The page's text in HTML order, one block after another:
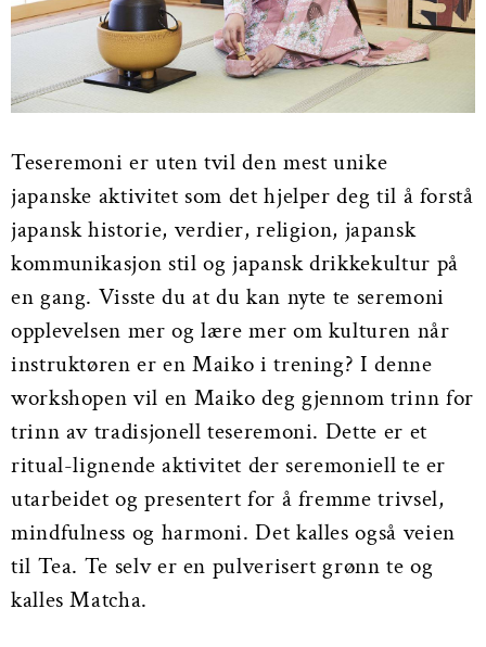
Teseremoni er uten tvil den mest unike
japanske aktivitet som det hjelper deg til å forstå
japansk historie, verdier, religion, japansk
kommunikasjon stil og japansk drikkekultur på
en gang. Visste du at du kan nyte te seremoni
opplevelsen mer og lære mer om kulturen når
instruktøren er en Maiko i trening? I denne
workshopen vil en Maiko deg gjennom trinn for
trinn av tradisjonell teseremoni. Dette er et
ritual-lignende aktivitet der seremoniell te er
utarbeidet og presentert for å fremme trivsel,
mindfulness og harmoni. Det kalles også veien
til Tea. Te selv er en pulverisert grønn te og
kalles Matcha.